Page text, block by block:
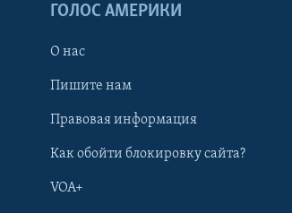
ГОЛОС АМЕРИКИ
О нас
Пишите нам
Правовая информация
Как обойти блокировку сайта?
VOA+